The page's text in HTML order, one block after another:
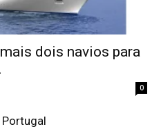
dois navios para
0